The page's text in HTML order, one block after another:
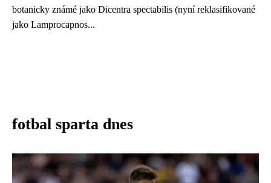
botanicky známé jako Dicentra spectabilis (nyní reklasifikované
jako Lamprocapnos...
fotbal sparta dnes